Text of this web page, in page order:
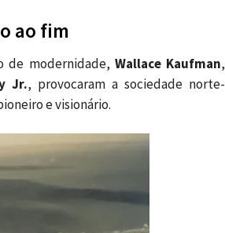
ao fim
de modernidade, Wallace Kaufman,
Jr., provocaram a sociedade norte-
e visionário.